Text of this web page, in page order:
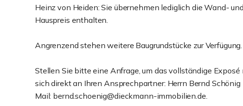
Heinz von Heiden: Sie übernehmen lediglich die Wand-
Hauspreis enthalten.
Angrenzend stehen weitere Baugrundstücke zur Verfügung.
Stellen Sie bitte eine Anfrage, um das vollständige
sich direkt an Ihren Ansprechpartner: Herrn Bernd
Mail: bernd.schoenig@dieckmann-immobilien.de.